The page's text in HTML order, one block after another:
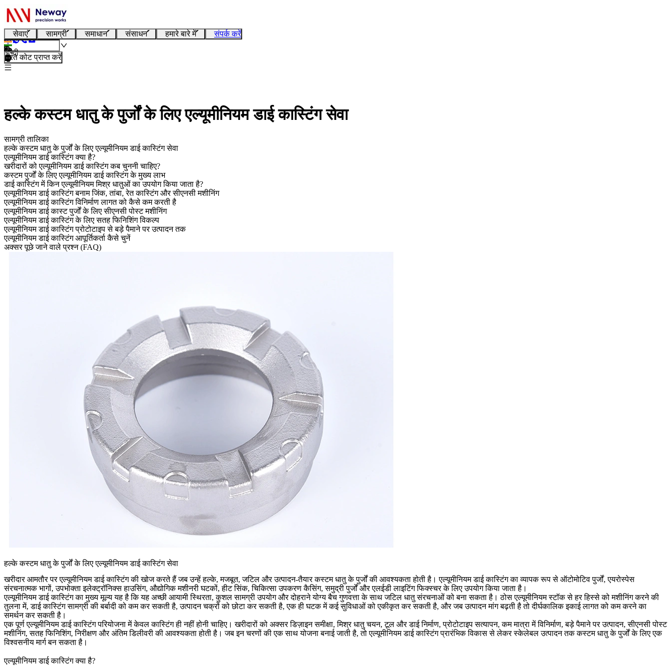
सेवाएं सामग्री समाधान संसाधन हमारे बारे में संपर्क करें
हिन्दी
तुरंत कोट प्राप्त करें
हल्के कस्टम धातु के पुर्जों के लिए एल्यूमीनियम डाई कास्टिंग सेवा
सामग्री तालिका
हल्के कस्टम धातु के पुर्जों के लिए एल्यूमीनियम डाई कास्टिंग सेवा
एल्यूमीनियम डाई कास्टिंग क्या है?
खरीदारों को एल्यूमीनियम डाई कास्टिंग कब चुननी चाहिए?
कस्टम पुर्जों के लिए एल्यूमीनियम डाई कास्टिंग के मुख्य लाभ
डाई कास्टिंग में किन एल्यूमीनियम मिश्र धातुओं का उपयोग किया जाता है?
एल्यूमीनियम डाई कास्टिंग बनाम जिंक, तांबा, रेत कास्टिंग और सीएनसी मशीनिंग
एल्यूमीनियम डाई कास्टिंग विनिर्माण लागत को कैसे कम करती है
एल्यूमीनियम डाई कास्ट पुर्जों के लिए सीएनसी पोस्ट मशीनिंग
एल्यूमीनियम डाई कास्टिंग के लिए सतह फिनिशिंग विकल्प
एल्यूमीनियम डाई कास्टिंग प्रोटोटाइप से बड़े पैमाने पर उत्पादन तक
एल्यूमीनियम डाई कास्टिंग आपूर्तिकर्ता कैसे चुनें
अक्सर पूछे जाने वाले प्रश्न (FAQ)
हल्के कस्टम धातु के पुर्जों के लिए एल्यूमीनियम डाई कास्टिंग सेवा
खरीदार आमतौर परएल्यूमीनियम डाई कास्टिंगकी खोज करते हैं जब उन्हें हल्के, मजबूत, जटिल और उत्पादन-तैयार कस्टम धातु के पुर्जों की आवश्यकता होती है। एल्यूमीनियम डाई कास्टिंग का व्यापक रूप से ऑटोमोटिव पुर्जों, एयरोस्पेस
संरचनात्मक भागों, उपभोक्ता इलेक्ट्रॉनिक्स हाउसिंग, औद्योगिक मशीनरी घटकों, हीट सिंक, चिकित्सा उपकरण कैसिंग, समुद्री पुर्जों और एलईडी लाइटिंग फिक्स्चर के लिए उपयोग किया जाता है।
एल्यूमीनियम डाई कास्टिंग का मुख्य मूल्य यह है कि यह अच्छी आयामी स्थिरता, कुशल सामग्री उपयोग और दोहराने योग्य बैच गुणवत्ता के साथ जटिल धातु संरचनाओं को बना सकता है। ठोस एल्यूमीनियम स्टॉक से हर हिस्से को मशीनिंग करने की
तुलना में, डाई कास्टिंग सामग्री की बर्बादी को कम कर सकती है, उत्पादन चक्रों को छोटा कर सकती है, एक ही घटक में कई सुविधाओं को एकीकृत कर सकती है, और जब उत्पादन मांग बढ़ती है तो दीर्घकालिक इकाई लागत को कम करने का
समर्थन कर सकती है।
एक पूर्ण एल्यूमीनियम डाई कास्टिंग परियोजना में केवल कास्टिंग ही नहीं होनी चाहिए। खरीदारों को अक्सर डिज़ाइन समीक्षा, मिश्र धातु चयन, टूल और डाई निर्माण, प्रोटोटाइप सत्यापन, कम मात्रा में विनिर्माण, बड़े पैमाने पर उत्पादन, सीएनसी पोस्ट
मशीनिंग, सतह फिनिशिंग, निरीक्षण और अंतिम डिलीवरी की आवश्यकता होती है। जब इन चरणों की एक साथ योजना बनाई जाती है, तो एल्यूमीनियम डाई कास्टिंग प्रारंभिक विकास से लेकर स्केलेबल उत्पादन तक कस्टम धातु के पुर्जों के लिए एक
विश्वसनीय मार्ग बन सकता है।
एल्यूमीनियम डाई कास्टिंग क्या है?